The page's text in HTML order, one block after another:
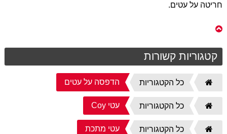
חריטה על עטים.
קטגוריות קשורות
דף
הבית
כל הקטגוריות הדפסה על עטים
דף
הבית
כל הקטגוריות עטי Coy
דף
כל הקטגוריות עטי מתכת